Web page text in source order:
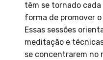
têm se tornado cada
forma de promover
Essas sessões
meditação e
se concentrarem no